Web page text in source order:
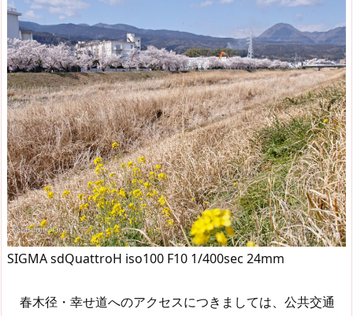
SIGMA sdQuattroH iso100 F10 1/400sec 24mm
春木径・幸せ道へのアクセスにつきましては、公共交通